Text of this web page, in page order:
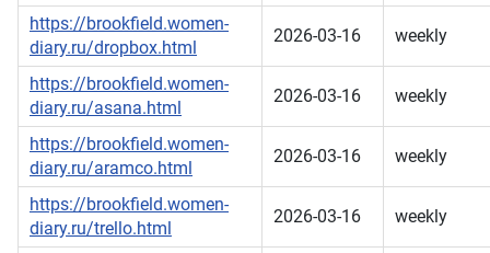
https://brookfield.women-
diary.ru/dropbox.html
2026-03-16 weekly
https://brookfield.women-
diary.ru/asana.html
2026-03-16 weekly
https://brookfield.women-
diary.ru/aramco.html
2026-03-16 weekly
https://brookfield.women-
diary.ru/trello.html
2026-03-16 weekly